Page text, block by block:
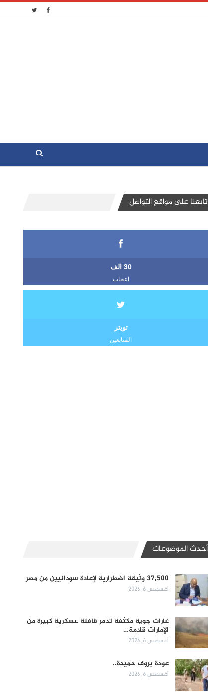
تابعنا على مواقع التواصل
30 الف
اعجاب
تويتر
المتابعين
أحدث الموضوعات
37,500 وثيقة اضطرارية لإعادة سودانيين من مصر
أغسطس 6, 2026
غارات جوية مكثفة تدمر قافلة عسكرية كبيرة من
الإمارات قادمة…
أغسطس 6, 2026
عودة بروف حميدة..
أغسطس 6, 2026